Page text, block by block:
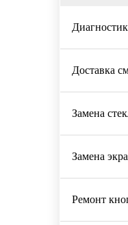
Доставка
Замена
Замена
Ремонт